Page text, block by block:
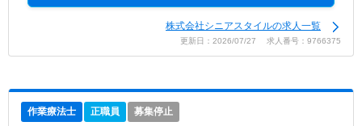
株式会社シニアスタイルの求人一覧
更新日：2026/07/27 求人番号：9766375
作業療法士 正職員 募集停止